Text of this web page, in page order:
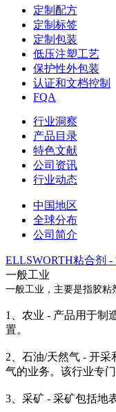
定制配方
定制标签
定制包装
低压注塑工艺
保护性外包装
认证和文档控制
FQA
行业洞察
产品目录
特色文献
公司资讯
行业动态
中国地区
全球分布
公司简介
ELLSWORTH粘合剂 -
一般工业
一般工业，主要是指胶粘
1、农业 - 产品用于制
置。
2、石油/天然气 - 开
气的业务。该行业专
3、采矿 - 采矿包括地